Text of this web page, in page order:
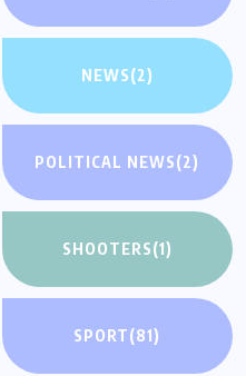
NEWS(2)
POLITICAL NEWS(2)
SHOOTERS(1)
SPORT(81)